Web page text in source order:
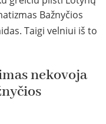
Bažnyčios
Taigi velniui iš to
nekovoja